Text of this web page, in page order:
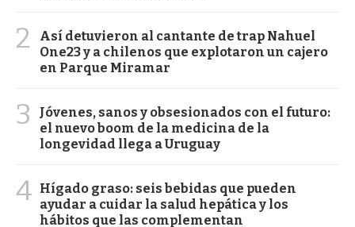
2
Así detuvieron al cantante de trap Nahuel
One23 y a chilenos que explotaron un cajero
en Parque Miramar
3
Jóvenes, sanos y obsesionados con el futuro:
el nuevo boom de la medicina de la
longevidad llega a Uruguay
4 Hígado graso: seis bebidas que pueden
ayudar a cuidar la salud hepática y los
hábitos que las complementan